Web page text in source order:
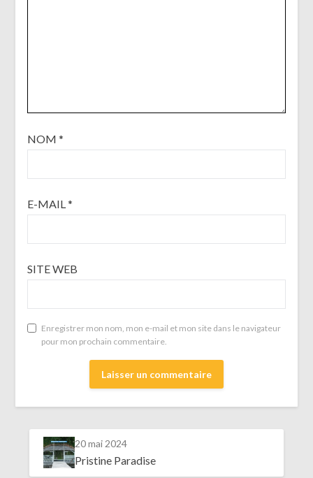
NOM *
E-MAIL*
SITE WEB
Enregistrer mon nom, mon e-mail et mon site dans le navigateur
pour mon prochain commentaire.
20 mai 2024
Pristine Paradise